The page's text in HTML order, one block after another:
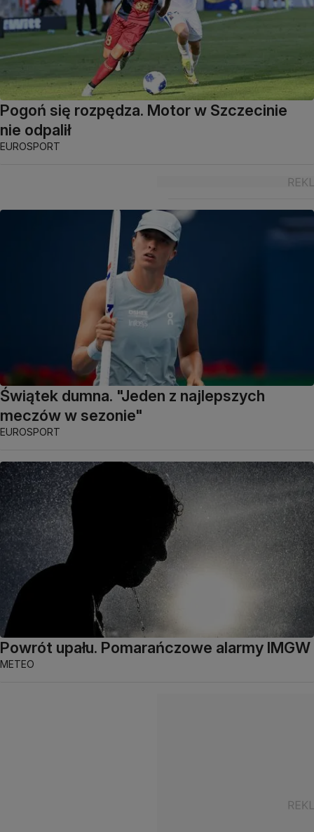
Pogoń się rozpędza. Motor w Szczecinie
nie odpalił
EUROSPORT
Świątek dumna. "Jeden z najlepszych
meczów w sezonie"
EUROSPORT
Powrót upału. Pomarańczowe alarmy IMGW
METEO